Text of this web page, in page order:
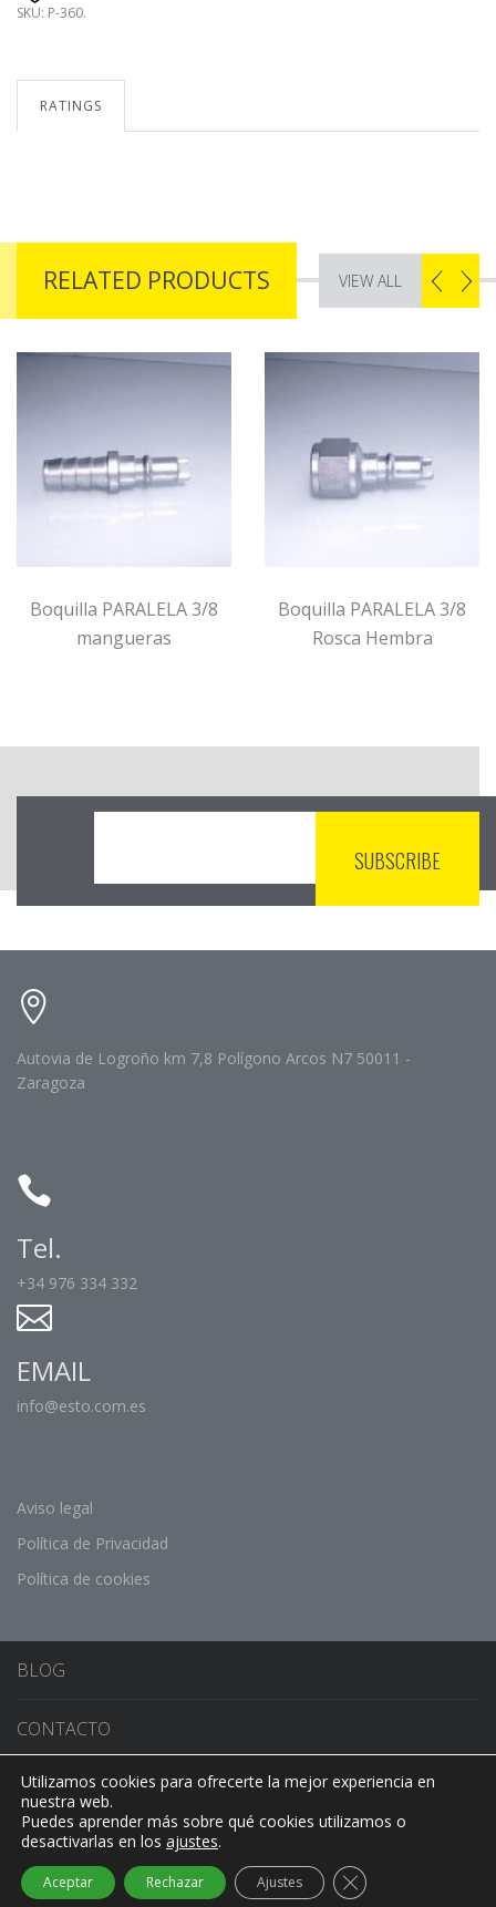
SKU: P-360.
RATINGS
RELATED PRODUCTS VIEW ALL
Boquilla PARALELA 3/8
mangueras
Boquilla PARALELA 3/8
Rosca Hembra
Autovia de Logroño km 7,8 Polígono Arcos N7 50011 -
Zaragoza
Tel.
+34 976 334 332
EMAIL
info@esto.com.es
Aviso legal
Política de Privacidad
Política de cookies
BLOG
CONTACTO
CONMUTADOR DE IDIOMA
Utilizamos cookies para ofrecerte la mejor experiencia en
nuestra web.
Puedes aprender más sobre qué cookies utilizamos o
desactivarlas en los ajustes.
Aceptar Rechazar Ajustes Cerrar el banner de